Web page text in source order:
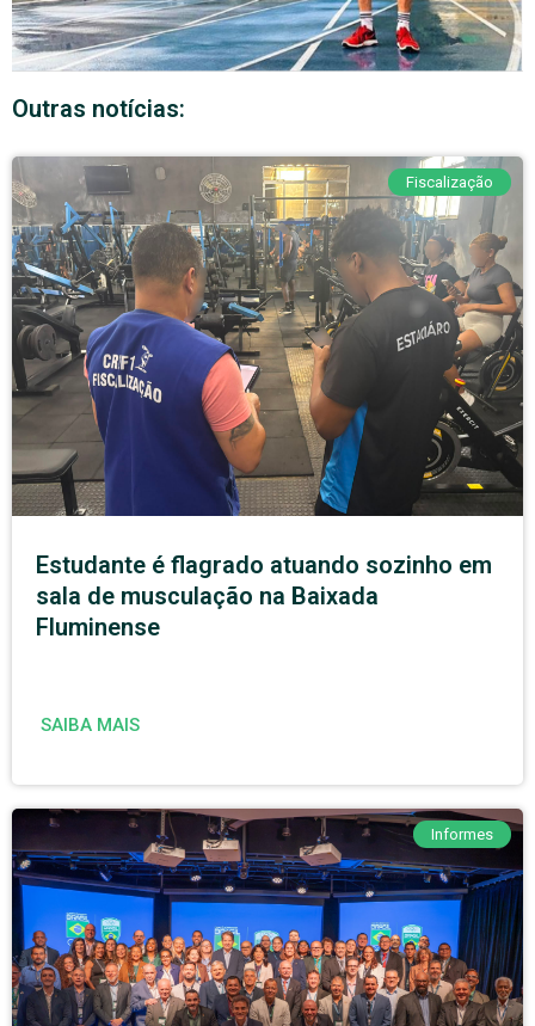
Outras notícias:
Fiscalização
Estudante é flagrado atuando sozinho em
sala de musculação na Baixada
Fluminense
SAIBA MAIS
Informes